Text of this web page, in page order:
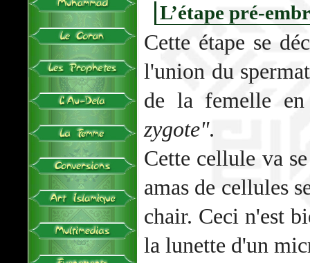
L’étape pré-
Cette étape se
l'union du
de la femelle
zygote".
Cette cellule va
amas de cellules
chair. Ceci n'est
la lunette d'un